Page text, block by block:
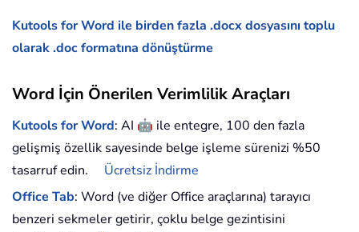
Kutools for Word ile birden fazla .docx dosyasını toplu
olarak .doc formatına dönüştürme
Word İçin Önerilen Verimlilik Araçları
Kutools for Word: AI 🤖 ile entegre, 100 den fazla
gelişmiş özellik sayesinde belge işleme sürenizi %50
tasarruf edin.
Ücretsiz İndirme
Office Tab: Word (ve diğer Office araçlarına) tarayıcı
benzeri sekmeler getirir, çoklu belge gezintisini